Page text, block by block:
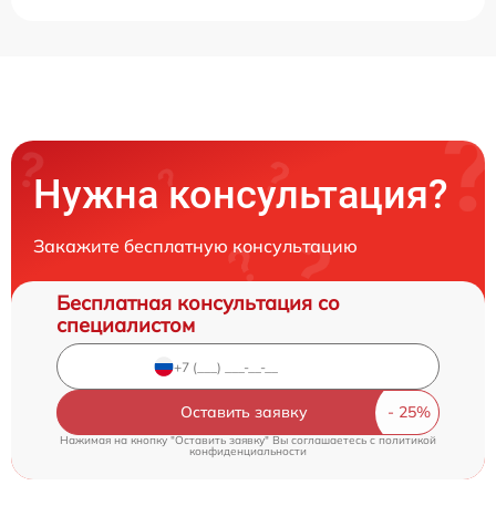
Нужна консультация?
Закажите бесплатную консультацию
Бесплатная консультация со
специалистом
Оставить заявку
Нажимая на кнопку "Оставить заявку" Вы соглашаетесь c политикой
конфиденциальности